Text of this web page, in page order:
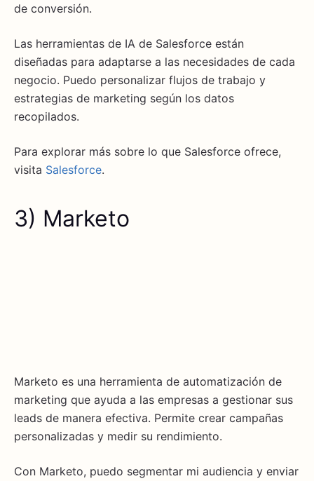
de conversión.
Las herramientas de IA de Salesforce están
diseñadas para adaptarse a las necesidades de cada
negocio. Puedo personalizar flujos de trabajo y
estrategias de marketing según los datos
recopilados.
Para explorar más sobre lo que Salesforce ofrece,
visita Salesforce.
3) Marketo
Marketo es una herramienta de automatización de
marketing que ayuda a las empresas a gestionar sus
leads de manera efectiva. Permite crear campañas
personalizadas y medir su rendimiento.
Con Marketo, puedo segmentar mi audiencia y enviar